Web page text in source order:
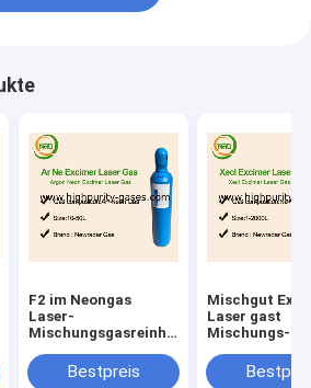
F2 im Neongas
Laser-
Mischungsgasreinheits-
Bestpreis
Mischgut
Laser gast
Mischungs-